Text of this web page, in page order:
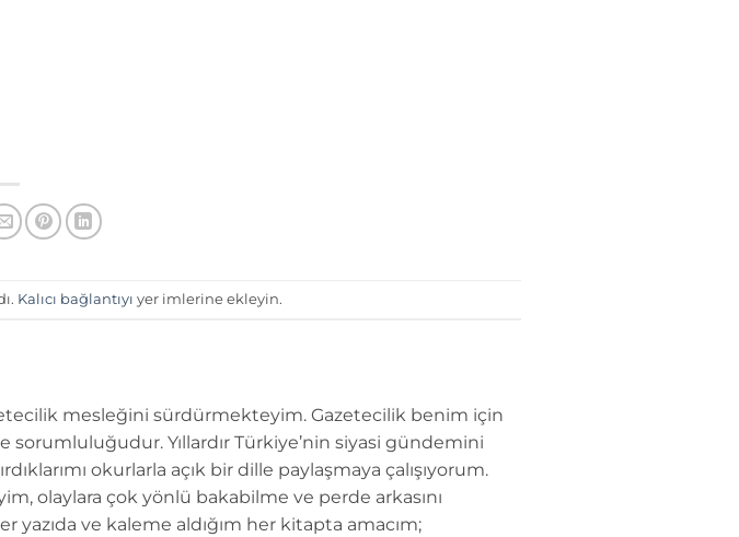
Kalıcı bağlantıyı yer imlerine ekleyin.
mesleğini sürdürmekteyim. Gazetecilik benim için
Yıllardır Türkiye’nin siyasi gündemini
okurlarla açık bir dille paylaşmaya çalışıyorum.
olaylara çok yönlü bakabilme ve perde arkasını
yazıda ve kaleme aldığım her kitapta amacım;